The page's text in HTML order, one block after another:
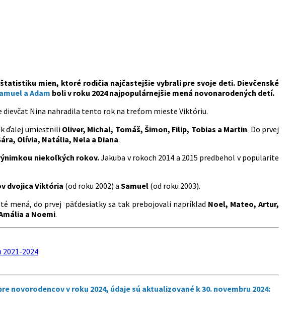
mien, ktoré rodičia najčastejšie vybrali pre svoje deti. Dievčenské
a Adam boli v roku 2024 najpopulárnejšie mená novonarodených detí.
dievčat Nina nahradila tento rok na treťom mieste Viktóriu.
ďalej umiestnili Oliver, Michal, Tomáš, Šimon, Filip, Tobias a Martin. Do prvej
Olívia, Natália, Nela a Diana.
niekoľkých rokov.Jakuba v rokoch 2014 a 2015 predbehol v popularite
dvojica Viktória (od roku 2002) a Samuel(od roku 2003).
mená, do prvej päťdesiatky sa tak prebojovali napríklad Noel, Mateo, Artur,
a Noemi.
2024
novorodencov v roku 2024, údaje sú aktualizované k 30. novembru 2024: